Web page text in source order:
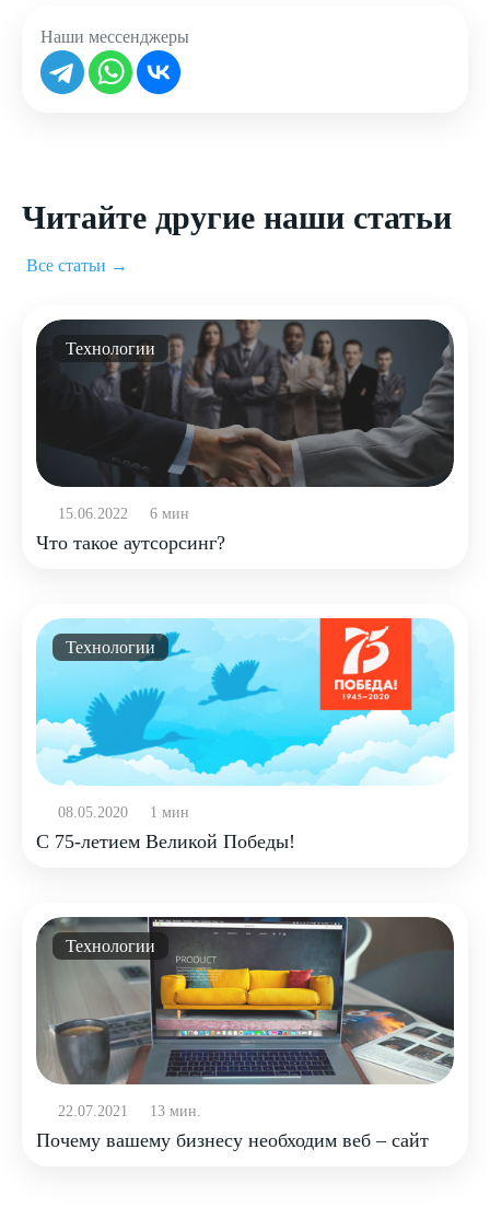
Наши мессенджеры
Читайте другие наши статьи
Все статьи →
Технологии
15.06.2022 6 мин
Что такое аутсорсинг?
Технологии
08.05.2020 1 мин
С 75-летием Великой Победы!
Технологии
22.07.2021 13 мин.
Почему вашему бизнесу необходим веб – сайт